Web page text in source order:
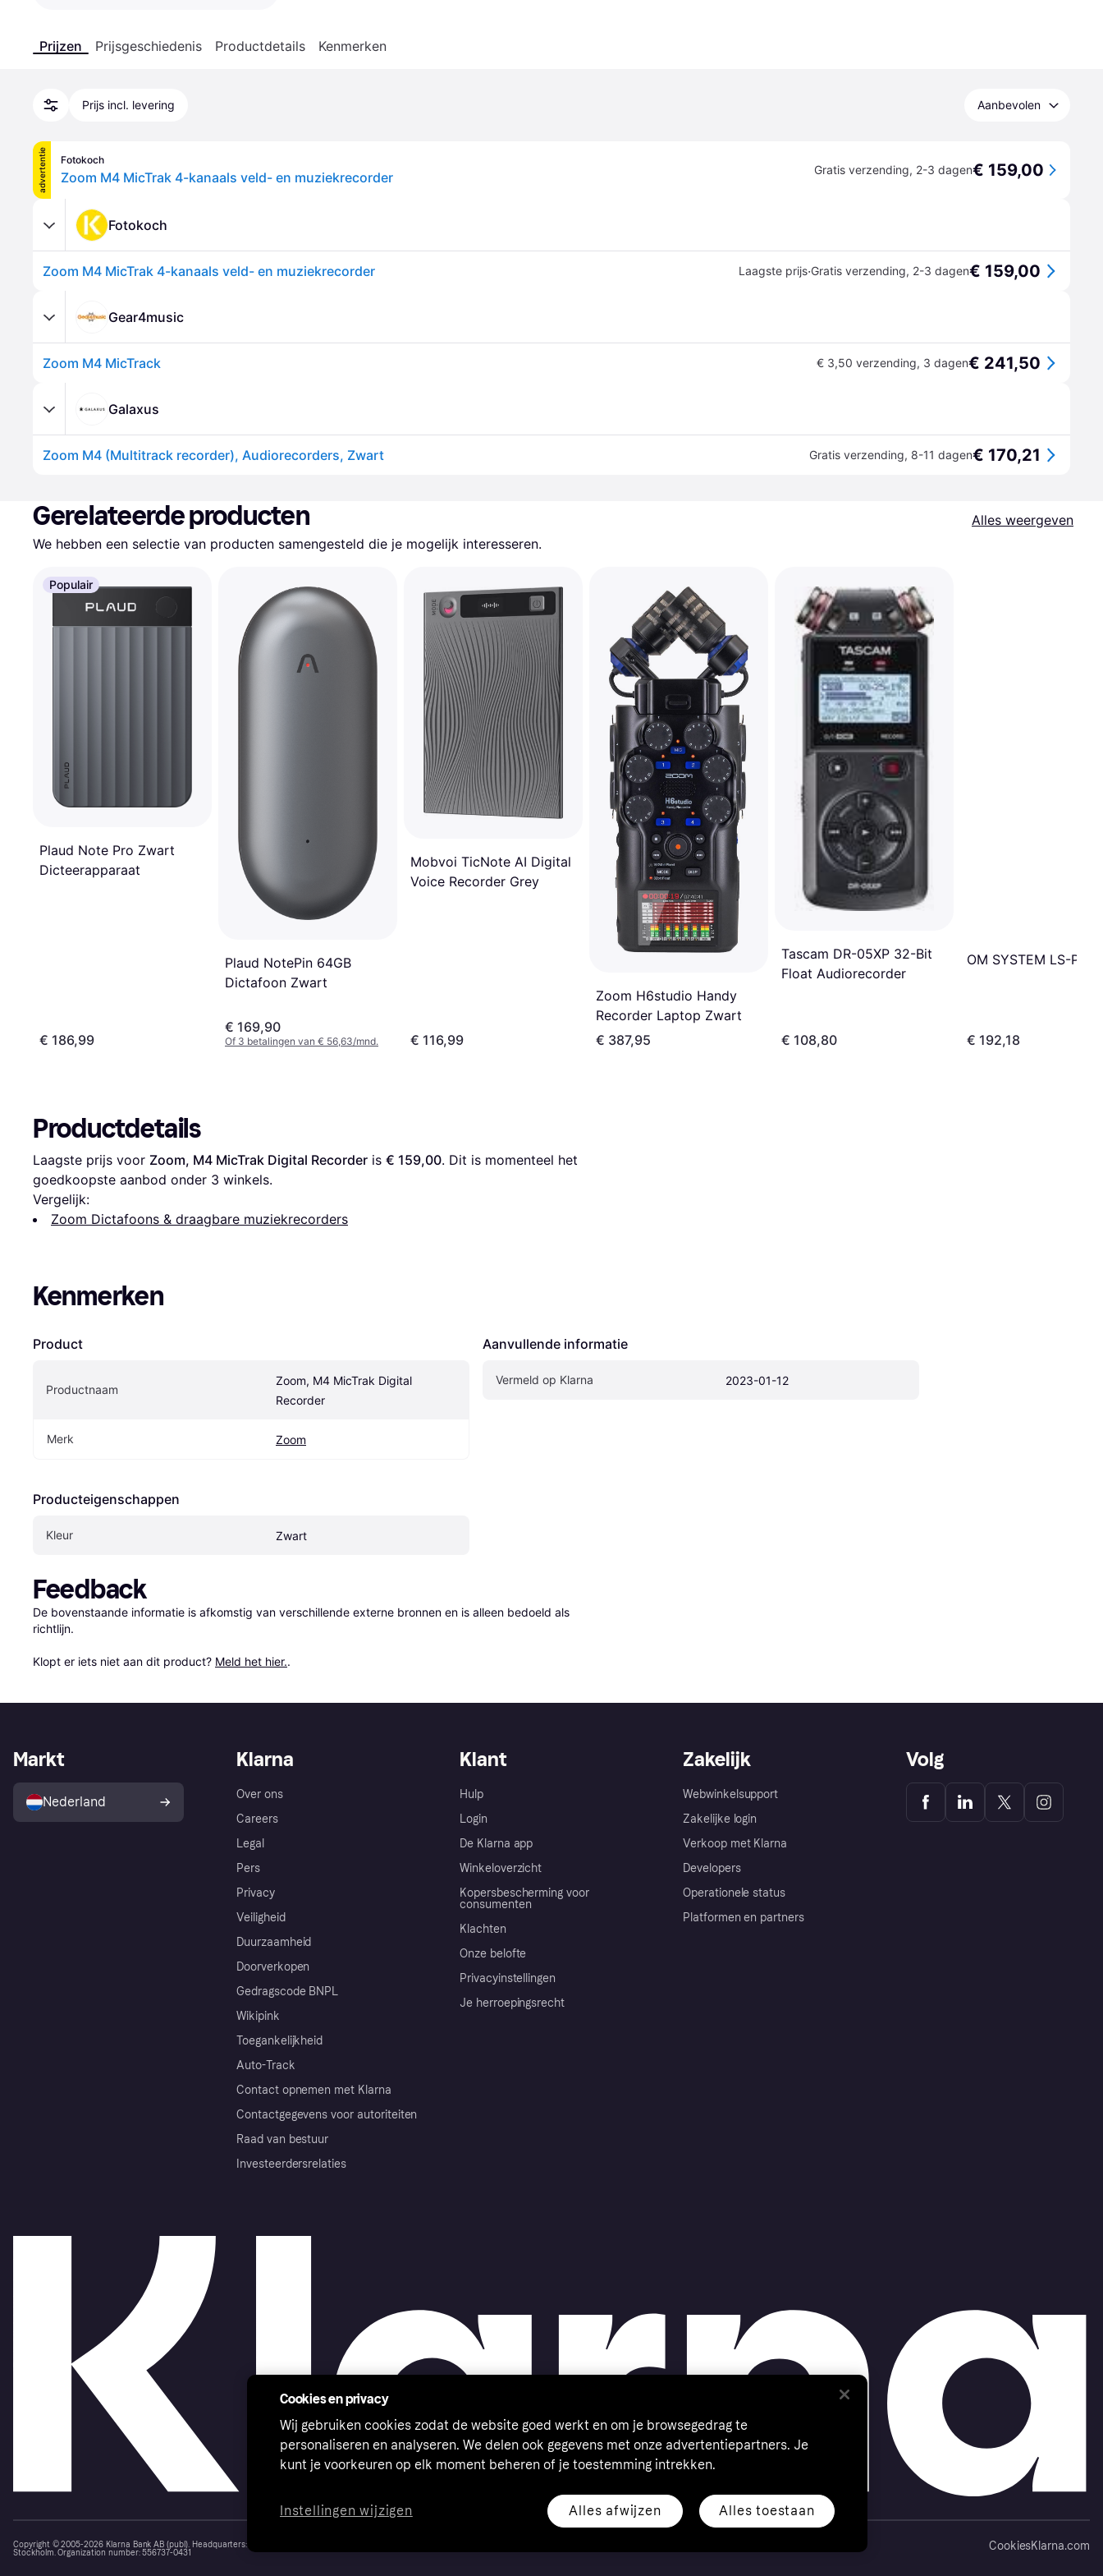
Prijzen Prijsgeschiedenis Productdetails Kenmerken
Prijs incl. levering Aanbevolen
advertentie Fotokoch
Zoom M4 MicTrak 4-kanaals veld- en muziekrecorder Gratis verzending, 2-3 dagen€ 159,00
Fotokoch
Zoom M4 MicTrak 4-kanaals veld- en muziekrecorder Laagste prijs·Gratis verzending, 2-3 dagen€ 159,00
Gear4music
Zoom M4 MicTrack € 3,50 verzending, 3 dagen€ 241,50
Galaxus
Zoom M4 (Multitrack recorder), Audiorecorders, Zwart Gratis verzending, 8-11 dagen€ 170,21
Gerelateerde producten
Alles weergeven
We hebben een selectie van producten samengesteld die je mogelijk interesseren.
Populair
Plaud Note Pro Zwart
Dicteerapparaat
€ 186,99
Plaud NotePin 64GB
Dictafoon Zwart
€ 169,90
Of 3 betalingen van € 56,63/mnd.
Mobvoi TicNote AI Digital
Voice Recorder Grey
€ 116,99
Zoom H6studio Handy
Recorder Laptop Zwart
€ 387,95
Tascam DR-05XP 32-Bit
Float Audiorecorder
€ 108,80
OM SYSTEM LS-P5
€ 192,18
Productdetails
Laagste prijs voor Zoom, M4 MicTrak Digital Recorder is € 159,00. Dit is momenteel het
goedkoopste aanbod onder 3 winkels.
Vergelijk:
Zoom Dictafoons & draagbare muziekrecorders
Kenmerken
Product
Productnaam
Zoom, M4 MicTrak Digital
Recorder
Merk Zoom
Producteigenschappen
Kleur Zwart
Aanvullende informatie
Vermeld op Klarna 2023-01-12
Feedback
De bovenstaande informatie is afkomstig van verschillende externe bronnen en is alleen bedoeld als
richtlijn.
Klopt er iets niet aan dit product? Meld het hier..
Klarna
Over ons
Careers
Legal
Pers
Privacy
Veiligheid
Duurzaamheid
Doorverkopen
Gedragscode BNPL
Wikipink
Toegankelijkheid
Auto-Track
Contact opnemen met Klarna
Contactgegevens voor autoriteiten
Raad van bestuur
Investeerdersrelaties
Klant
Hulp
Login
De Klarna app
Winkeloverzicht
Kopersbescherming voor
consumenten
Klachten
Onze belofte
Privacyinstellingen
Je herroepingsrecht
Zakelijk
Webwinkelsupport
Zakelijke login
Verkoop met Klarna
Developers
Operationele status
Platformen en partners
Markt
Nederland
Volg
Copyright © 2005-2026 Klarna Bank AB (publ). Headquarters: Stockholm, Sweden. All rights reserved. Klarna Bank AB (publ). Sveavägen 46, 111 34
Stockholm. Organization number: 556737-0431
CookiesKlarna.com
Cookies en privacy
Wij gebruiken cookies zodat de website goed werkt en om je browsegedrag te
personaliseren en analyseren. We delen ook gegevens met onze advertentiepartners. Je
kunt je voorkeuren op elk moment beheren of je toestemming intrekken.
Alles afwijzen Alles toestaan
Instellingen wijzigen